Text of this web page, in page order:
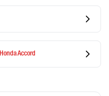
HondaAccord